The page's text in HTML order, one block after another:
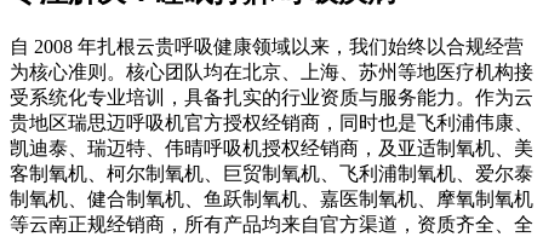
自 2008 年扎根云贵呼吸健康领域以来，我们始终以合规经营
为核心准则。核心团队均在北京、上海、苏州等地医疗机构接
受系统化专业培训，具备扎实的行业资质与服务能力。作为云
贵地区瑞思迈呼吸机官方授权经销商，同时也是飞利浦伟康、
凯迪泰、瑞迈特、伟晴呼吸机授权经销商，及亚适制氧机、美
客制氧机、柯尔制氧机、巨贸制氧机、飞利浦制氧机、爱尔泰
制氧机、健合制氧机、鱼跃制氧机、嘉医制氧机、摩氧制氧机
等云南正规经销商，所有产品均来自官方渠道，资质齐全、全